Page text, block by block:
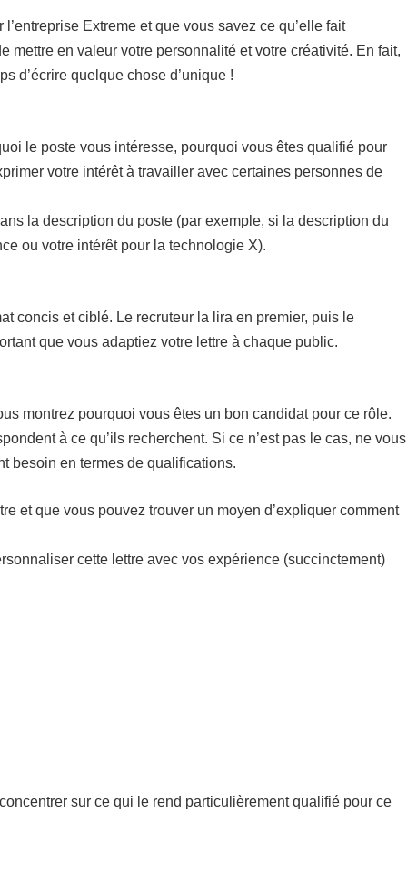
Extreme et que vous savez ce qu’elle fait
en valeur votre personnalité et votre créativité. En fait,
d’écrire quelque chose d’unique !
le poste vous intéresse, pourquoi vous êtes qualifié pour
votre intérêt à travailler avec certaines personnes de
la description du poste (par exemple, si la description du
ou votre intérêt pour la technologie X).
concis et ciblé. Le recruteur la lira en premier, puis le
que vous adaptiez votre lettre à chaque public.
montrez pourquoi vous êtes un bon candidat pour ce rôle.
à ce qu’ils recherchent. Si ce n’est pas le cas, ne vous
besoin en termes de qualifications.
et que vous pouvez trouver un moyen d’expliquer comment
cette lettre avec vos expérience (succinctement)
sur ce qui le rend particulièrement qualifié pour ce